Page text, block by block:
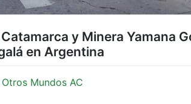
y Minera Yamana
en Argentina
Otros Mundos AC